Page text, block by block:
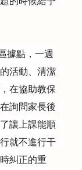
據點，一週
活動、清潔
在協助教保
詢問家長後
讓上課能順
就不進行干
糾正的重